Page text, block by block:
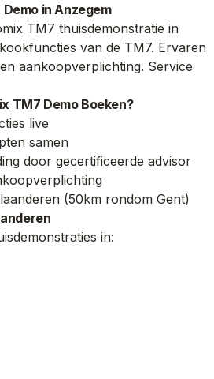
in Anzegem
TM7 thuisdemonstratie in
van de TM7. Ervaren
aankoopverplichting. Service
TM7 Demo Boeken?
live
samen
door gecertificeerde advisor
(50km rondom Gent)
in: